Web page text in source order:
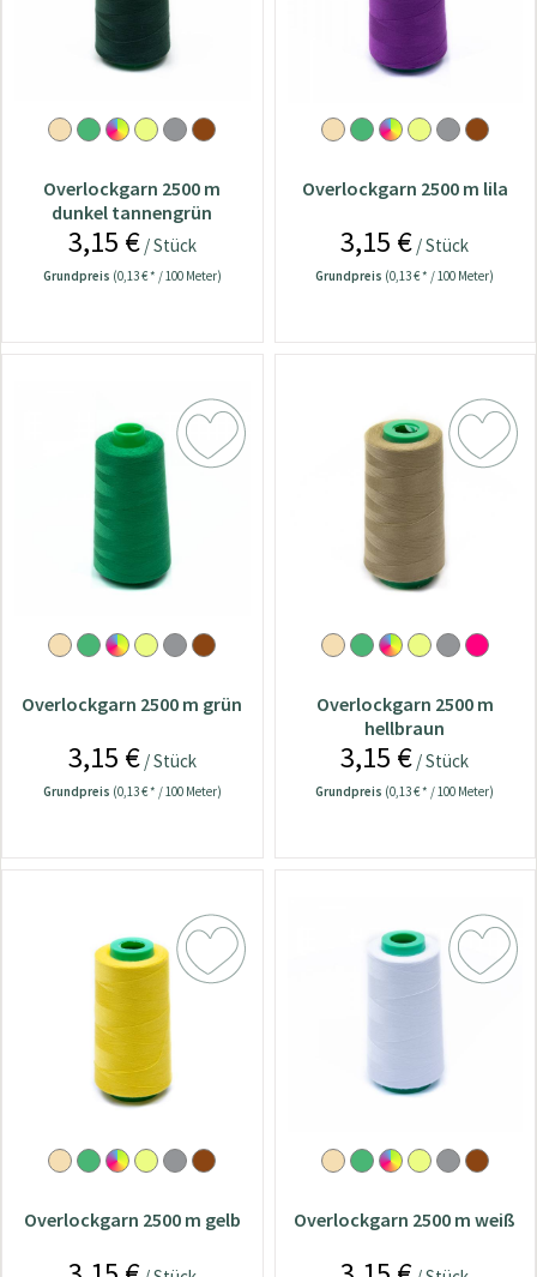
Overlockgarn 2500 m
dunkel tannengrün
3,15 €/ Stück
Grundpreis (0,13 € * / 100 Meter)
Overlockgarn 2500 m lila
3,15 € / Stück
Grundpreis (0,13 € * / 100 Meter)
Overlockgarn 2500 m grün
3,15 €/ Stück
Grundpreis (0,13 € * / 100 Meter)
Overlockgarn 2500 m
hellbraun
3,15 € / Stück
Grundpreis (0,13 € * / 100 Meter)
Overlockgarn 2500 m gelb Overlockgarn 2500 m weiß